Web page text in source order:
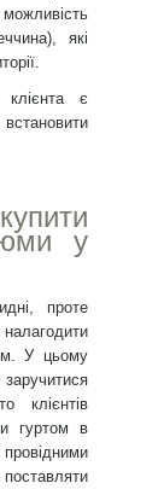
які
є
у
проте
У цьому
клієнтів
гуртом в